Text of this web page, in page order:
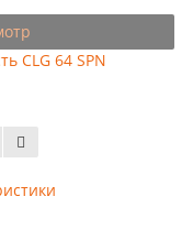
CLG 64 SPN